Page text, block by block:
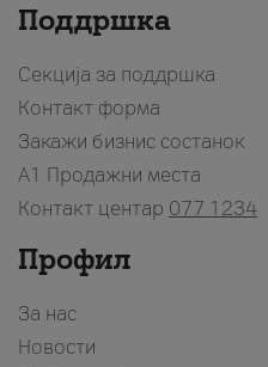
Поддршка
Секција за поддршка
Контакт форма
Закажи бизнис состанок
A1 Продажни места
Контакт центар 077 1234
Профил
За нас
Новости